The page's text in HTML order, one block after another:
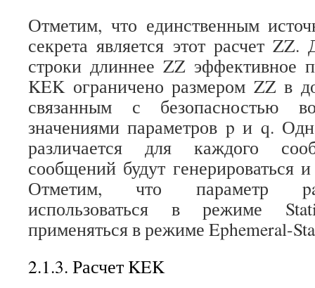
Отметим, что единственным
секрета является этот расчет
строки длиннее ZZ эффективное
KEK ограничено размером ZZ в
связанным с безопасностью
значениями параметров p и q.
различается для каждого
сообщений будут генерироваться
Отметим, что параметр
использоваться в режиме
применяться в режиме Ephemeral-
2.1.3. Расчет KEK